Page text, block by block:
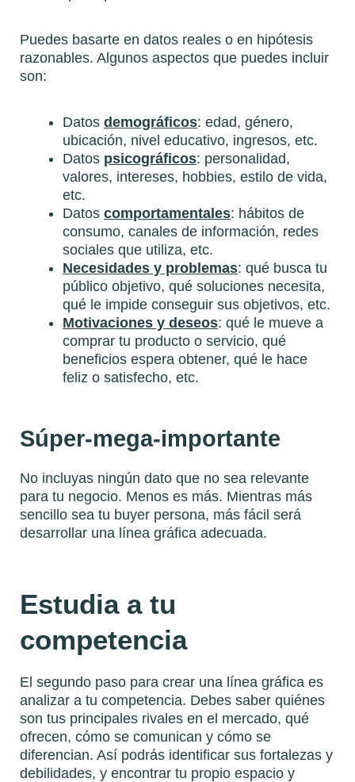
Puedes basarte en datos reales o en hipótesis
razonables. Algunos aspectos que puedes incluir
son:
Datos demográficos: edad, género,
ubicación, nivel educativo, ingresos, etc.
Datos psicográficos: personalidad,
valores, intereses, hobbies, estilo de vida,
etc.
Datos comportamentales: hábitos de
consumo, canales de información, redes
sociales que utiliza, etc.
Necesidades y problemas: qué busca tu
público objetivo, qué soluciones necesita,
qué le impide conseguir sus objetivos, etc.
Motivaciones y deseos: qué le mueve a
comprar tu producto o servicio, qué
beneficios espera obtener, qué le hace
feliz o satisfecho, etc.
Súper-mega-importante
No incluyas ningún dato que no sea relevante
para tu negocio. Menos es más. Mientras más
sencillo sea tu buyer persona, más fácil será
desarrollar una línea gráfica adecuada.
Estudia a tu
competencia
El segundo paso para crear una línea gráfica es
analizar a tu competencia. Debes saber quiénes
son tus principales rivales en el mercado, qué
ofrecen, cómo se comunican y cómo se
diferencian. Así podrás identificar sus fortalezas y
debilidades, y encontrar tu propio espacio y